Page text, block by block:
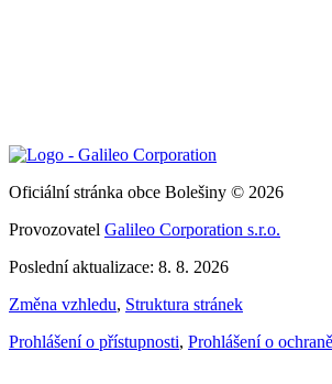
Oficiální stránka obce Bolešiny © 2026
Provozovatel Galileo Corporation s.r.o.
Poslední aktualizace: 8. 8. 2026
Změna vzhledu, Struktura stránek
Prohlášení o přístupnosti, Prohlášení o